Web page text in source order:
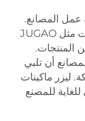
عمل المصانع.
بسبب هذه التكنولوجيا الذكية، يمكن للشركات مثل JUGAO
المنتجات.
أن تلبي
ليزر ماكينات
للمصنع